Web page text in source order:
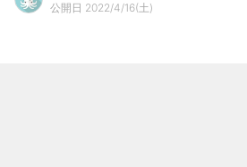
公開日 2022/4/16(土)